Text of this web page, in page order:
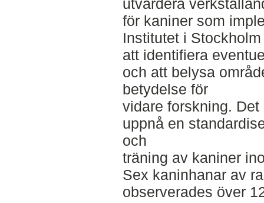
utvärdera
för kaniner som
Institutet i
att identifiera
och att belysa
betydelse för
vidare forskning.
uppnå en
och
träning av kaniner
Sex kaninhanar av
observerades över